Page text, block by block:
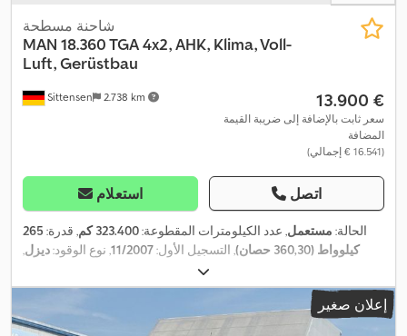
Sittensen 2.738 km
شاحنة مسطحة
MAN 18.360 TGA 4x2, AHK, Klima, Voll-
Luft, Gerüstbau
‏13.900 €
سعر ثابت بالإضافة إلى ضريبة القيمة
المضافة
(‏16.541 € إجمالي)
استعلام اتصل
الحالة: مستعمل, عدد الكيلومترات المقطوعة:323.400 كم , قدرة: 265
كيلوواط (360,30 حصان)
, التسجيل الأول:11/2007, نوع الوقود:ديزل,
, تكوين المحور:
لون:أبيض, نوع التروس:ميكانيكي, فئة الانبعاثات:يورو 4 , الطول الكلي:
8.700 مم
, العرض الكلي:
مساحة التحميل:
, طول مساحة التحميل:
, عرض مساحة
إعلان صغير